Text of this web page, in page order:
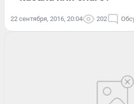
22 сентября, 2016, 20:04 202